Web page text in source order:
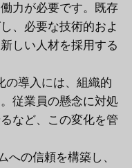
力が必要です。既存
、必要な技術的およ
しい人材を採用する
の導入には、組織的
従業員の懸念に対処
など、この変化を管
への信頼を構築し、